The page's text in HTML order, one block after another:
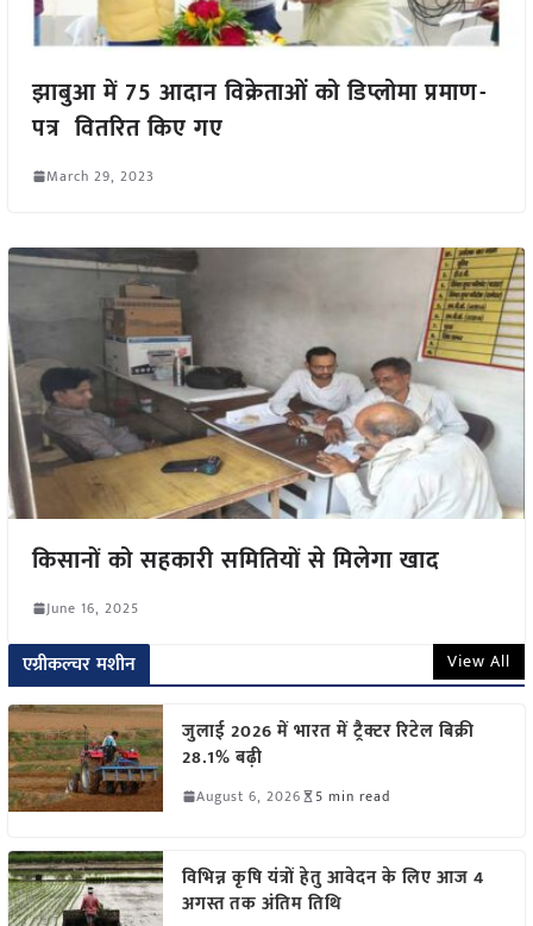
झाबुआ में 75 आदान विक्रेताओं को डिप्लोमा प्रमाण-
पत्र वितरित किए गए
March 29, 2023
किसानों को सहकारी समितियों से मिलेगा खाद
June 16, 2025
एग्रीकल्चर मशीन View All
जुलाई 2026 में भारत में ट्रैक्टर रिटेल बिक्री
28.1% बढ़ी
August 6, 2026 5 min read
विभिन्न कृषि यंत्रों हेतु आवेदन के लिए आज 4
अगस्त तक अंतिम तिथि